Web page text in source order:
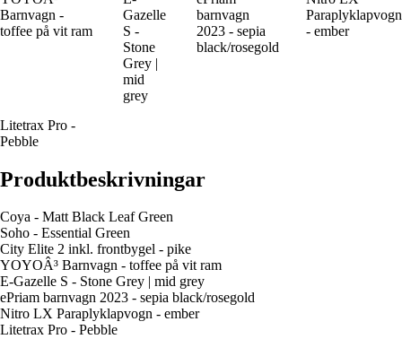
Barnvagn -
toffee på vit ram
Gazelle
S -
Stone
Grey |
mid
grey
barnvagn
2023 - sepia
black/rosegold
Paraplyklapvogn
- ember
Litetrax Pro -
Pebble
Produktbeskrivningar
Coya - Matt Black Leaf Green
Soho - Essential Green
City Elite 2 inkl. frontbygel - pike
YOYOÂ³ Barnvagn - toffee på vit ram
E-Gazelle S - Stone Grey | mid grey
ePriam barnvagn 2023 - sepia black/rosegold
Nitro LX Paraplyklapvogn - ember
Litetrax Pro - Pebble